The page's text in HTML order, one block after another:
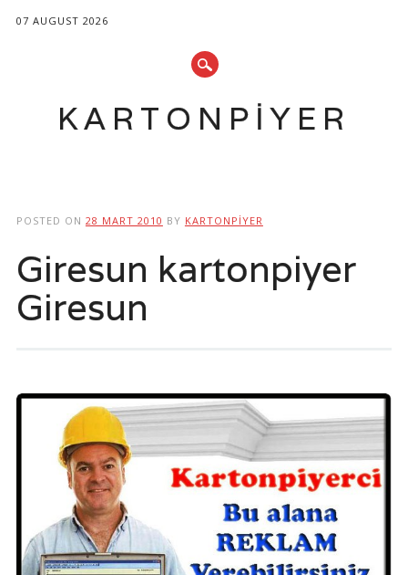
07 AUGUST 2026
KARTONPIYER
POSTED ON 28 MART 2010 BY KARTONPIYER
Giresun kartonpiyer
Giresun